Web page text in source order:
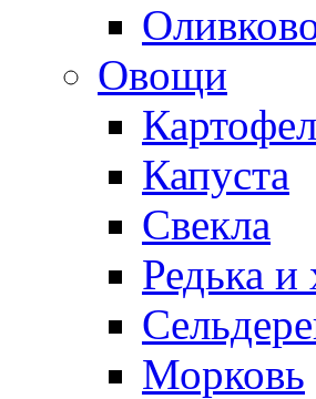
Овощи
Капуста
Свекла
Редька и
Морковь